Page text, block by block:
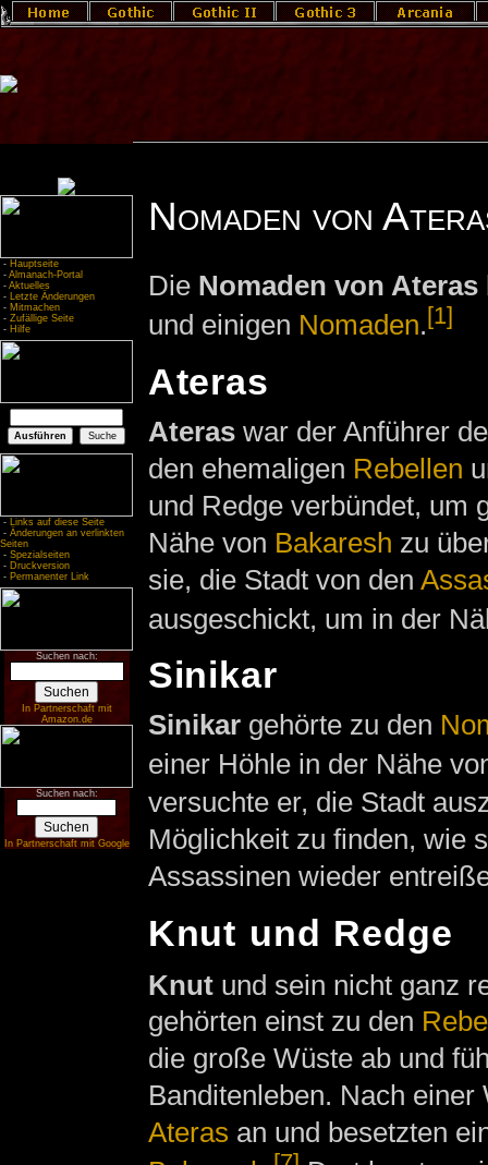
- Hauptseite
- Almanach-Portal
- Aktuelles
- Letzte Änderungen
- Mitmachen
- Zufällige Seite
- Hilfe
- Links auf diese Seite
- Änderungen an verlinkten
Seiten
- Spezialseiten
- Druckversion
- Permanenter Link
Suchen nach:
In Partnerschaft mit
Amazon.de
Suchen nach:
In Partnerschaft mit Google
Nomaden von
Die Nomaden von Ateras
und einigen Nomaden. [1]
Ateras
Ateraswar der Anführer
den ehemaligen Rebellen
und Redge verbündet, um
Nähe von Bakaresh zu
sie, die Stadt von den
ausgeschickt, um in der
Sinikar
Sinikargehörte zu den
einer Höhle in der Nähe
versuchte er, die Stadt
Möglichkeit zu finden, wie
Assassinen wieder
Knut und Redge
Knutund sein nicht ganz
gehörten einst zu den
die große Wüste ab und
Banditenleben. Nach
Ateras an und besetzten